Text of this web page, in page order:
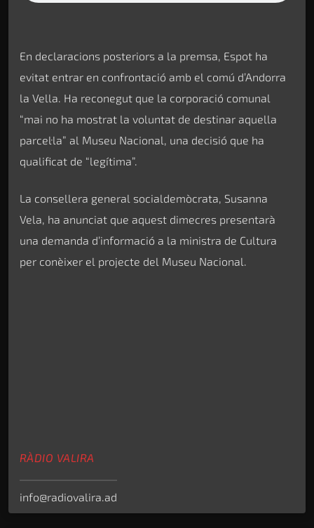
En declaracions posteriors a la premsa, Espot ha
evitat entrar en confrontació amb el comú d’Andorra
la Vella. Ha reconegut que la corporació comunal
“mai no ha mostrat la voluntat de destinar aquella
parcel·la” al Museu Nacional, una decisió que ha
qualificat de “legítima”.
La consellera general socialdemòcrata, Susanna
Vela, ha anunciat que aquest dimecres presentarà
una demanda d’informació a la ministra de Cultura
per conèixer el projecte del Museu Nacional.
RÀDIO VALIRA
info@radiovalira.ad